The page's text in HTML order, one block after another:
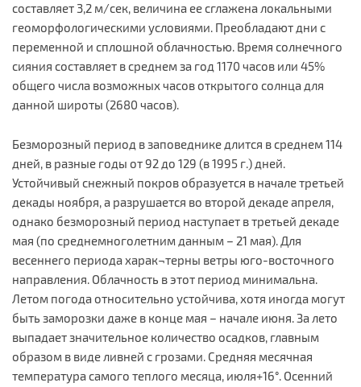
составляет 3,2 м/сек, величина ее сглажена локальными
геоморфологическими условиями. Преобладают дни с
переменной и сплошной облачностью. Время солнечного
сияния составляет в среднем за год 1170 часов или 45%
общего числа возможных часов открытого солнца для
данной широты (2680 часов).
Безморозный период в заповеднике длится в среднем 114
дней, в разные годы от 92 до 129 (в 1995 г.) дней.
Устойчивый снежный покров образуется в начале третьей
декады ноября, а разрушается во второй декаде апреля,
однако безморозный период наступает в третьей декаде
мая (по среднемноголетним данным – 21 мая). Для
весеннего периода харак¬терны ветры юго-восточного
направления. Облачность в этот период минимальна.
Летом погода относительно устойчива, хотя иногда могут
быть заморозки даже в конце мая – начале июня. За лето
выпадает значительное количество осадков, главным
образом в виде ливней с грозами. Средняя месячная
температура самого теплого месяца, июля+16°. Осенний